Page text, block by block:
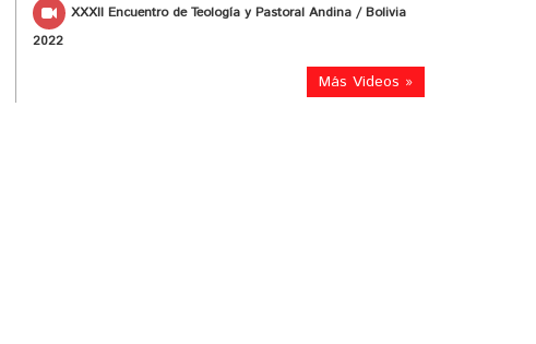
XXXII Encuentro de Teología y Pastoral Andina / Bolivia
2022
Más Videos »